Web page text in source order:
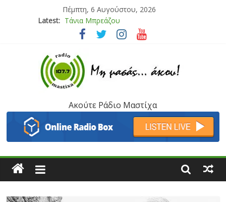
Πέμπτη, 6 Αυγούστου, 2026
Latest: Bliss
Μάνος Τρυπιάς & Γιώργος Στρατάκης
Ιορδάνης Αγαπητός
Μαριάννα Μασάδη
Τάνια Μπρεάζου
Ακούτε Ράδιο Μαστίχα